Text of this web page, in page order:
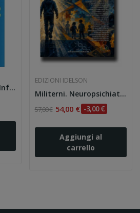
Lingiardi. PDM-20/18 Infanzia e adolescenza
EDIZIONI IDELSON
Militerni. Neuropsichiatria Infantile 8e
57,00 € 54,00 € -3,00 €
Aggiungi al
carrello